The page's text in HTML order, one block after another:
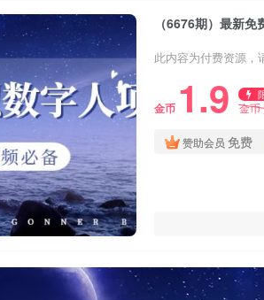
（6676期）最新
此内容为付费资源，
金币 1.9 金币
赞助会员 免费